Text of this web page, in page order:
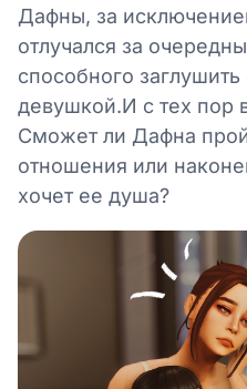
Дафны, за
отлучался за
способного
девушкой.И с тех пор
Сможет ли Дафна
отношения или
хочет ее душа?